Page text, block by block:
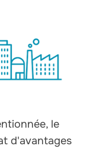
le
d'avantages